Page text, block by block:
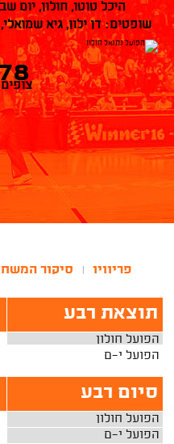
היכל טוטו, חולון, יום שבת , 18/10/
שופטים: דן ילון, גיא
צופים:
פריוויו סיקור
תוצאת רבע
הפועל חולון
הפועל י-ם
סיום רבע
הפועל חולון
הפועל י-ם